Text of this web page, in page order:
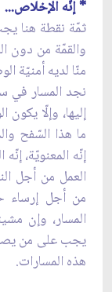
* إنّه الإخلاص...
ثمّة نقطة هنا
والقمّة من دون
منّا لديه أمنيّة
نجد المسار في
إليها، وإلّا
ما هذا السّفح
إنّه المعنويّة،
العمل من أجل
من أجل إرساء
المسار، وإن
يجب على من
هذه المسارات.